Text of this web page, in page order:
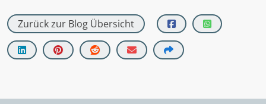
Zurück zur Blog Übersicht